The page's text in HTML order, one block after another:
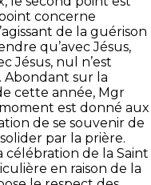
concerne
de la guérison
qu’avec Jésus,
Jésus, nul n’est
Abondant sur la
cette année, Mgr
est donné aux
de se souvenir de
par la prière.
célébration de la Saint
en raison de la